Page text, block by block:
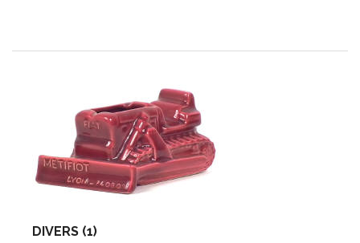
DIVERS (1)